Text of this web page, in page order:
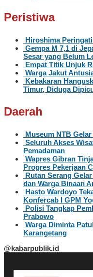
Peristiwa
Hiroshima
Gempa M 7,1 di
Sesar yang Belum
Empat Titik Unjuk
Warga Jakut
Kebakaran
Timur, Diduga
Daerah
Museum NTB
Seluruh Akses
Pemadaman
Wapres Gibran
Progres Pekerjaan
Rutan Serang
dan Warga Binaan
Hasto Wardoyo
Konfercab I GPM
Polisi Tangkap
Prabowo
Warga Diminta
Karangetang
@kabarpublik.id